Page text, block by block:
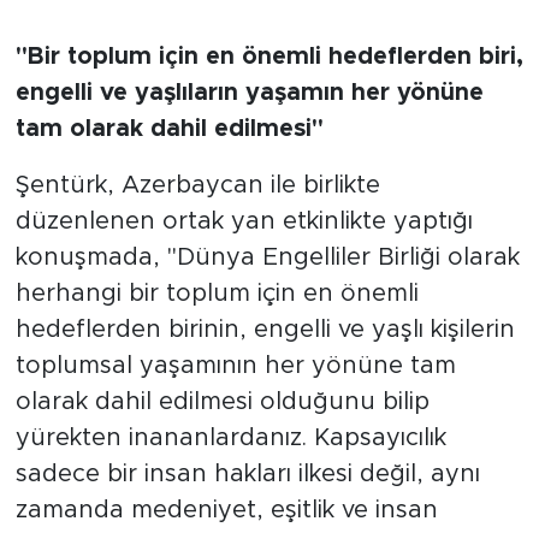
"Bir toplum için en önemli hedeflerden biri,
engelli ve yaşlıların yaşamın her yönüne
tam olarak dahil edilmesi"
Şentürk, Azerbaycan ile birlikte
düzenlenen ortak yan etkinlikte yaptığı
konuşmada, "Dünya Engelliler Birliği olarak
herhangi bir toplum için en önemli
hedeflerden birinin, engelli ve yaşlı kişilerin
toplumsal yaşamının her yönüne tam
olarak dahil edilmesi olduğunu bilip
yürekten inananlardanız. Kapsayıcılık
sadece bir insan hakları ilkesi değil, aynı
zamanda medeniyet, eşitlik ve insan